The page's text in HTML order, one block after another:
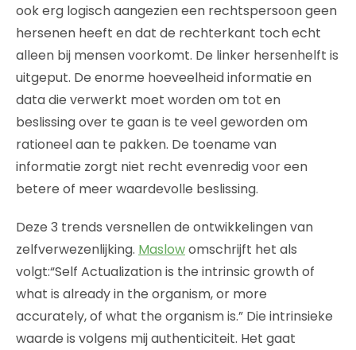
ook erg logisch aangezien een rechtspersoon geen
hersenen heeft en dat de rechterkant toch echt
alleen bij mensen voorkomt. De linker hersenhelft is
uitgeput. De enorme hoeveelheid informatie en
data die verwerkt moet worden om tot en
beslissing over te gaan is te veel geworden om
rationeel aan te pakken. De toename van
informatie zorgt niet recht evenredig voor een
betere of meer waardevolle beslissing.
Deze 3 trends versnellen de ontwikkelingen van
zelfverwezenlijking. Maslowomschrijft het als
volgt:“Self Actualization is the intrinsic growth of
what is already in the organism, or more
accurately, of what the organism is.” Die intrinsieke
waarde is volgens mij authenticiteit. Het gaat